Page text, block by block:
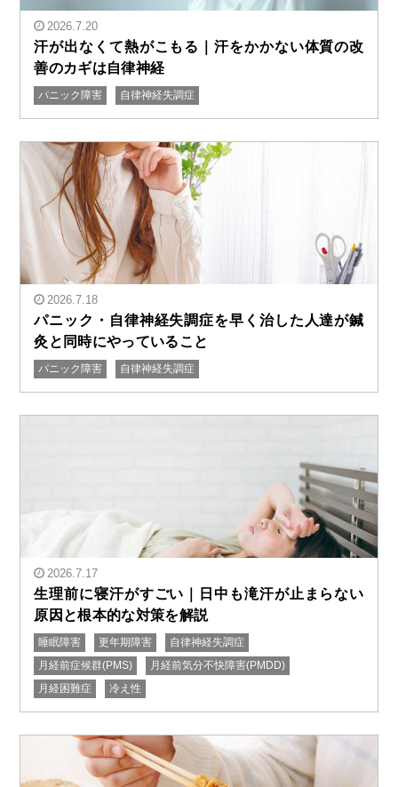
" alt="汗が出なくて熱がこもる｜汗をかかない体質の改
2026.7.20
汗が出なくて熱がこもる｜汗をかかない体質の改
善のカギは自律神経
パニック障害 自律神経失調症
" alt="パニック・自律神経失調症を早く治した人達が鍼
2026.7.18
パニック・自律神経失調症を早く治した人達が鍼
灸と同時にやっていること
パニック障害 自律神経失調症
" alt="生理前に寝汗がすごい｜日中も滝汗が止まらない
原因と根本的な対策を解説"/>
2026.7.17
生理前に寝汗がすごい｜日中も滝汗が止まらない
原因と根本的な対策を解説
睡眠障害 更年期障害
自律神経失調症
月経前症候群(PMS)
月経前気分不快障害(PMDD)
月経困難症
冷え性